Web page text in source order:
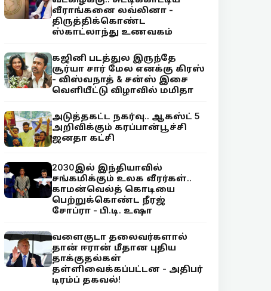
வீராங்கனை லவ்லினா -
திருத்திக்கொண்ட
ஸ்காட்லாந்து உணவகம்
கஜினி படத்துல இருந்தே
சூர்யா சார் மேல எனக்கு கிரஸ்
- விஸ்வநாத் & சன்ஸ் இசை
வெளியீட்டு விழாவில் மமிதா
அடுத்தகட்ட நகர்வு.. ஆகஸ்ட் 5
அறிவிக்கும் கரப்பான்பூச்சி
ஜனதா கட்சி
2030இல் இந்தியாவில்
சங்கமிக்கும் உலக வீரர்கள்..
காமன்வெல்த் கொடியை
பெற்றுக்கொண்ட நீரஜ்
சோப்ரா - பி.டி. உஷா
வளைகுடா தலைவர்களால்
தான் ஈரான் மீதான புதிய
தாக்குதல்கள்
தள்ளிவைக்கப்பட்டன - அதிபர்
டிரம்ப் தகவல்!